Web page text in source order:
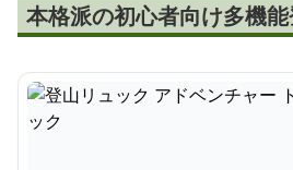
本格派の初心者向け多機